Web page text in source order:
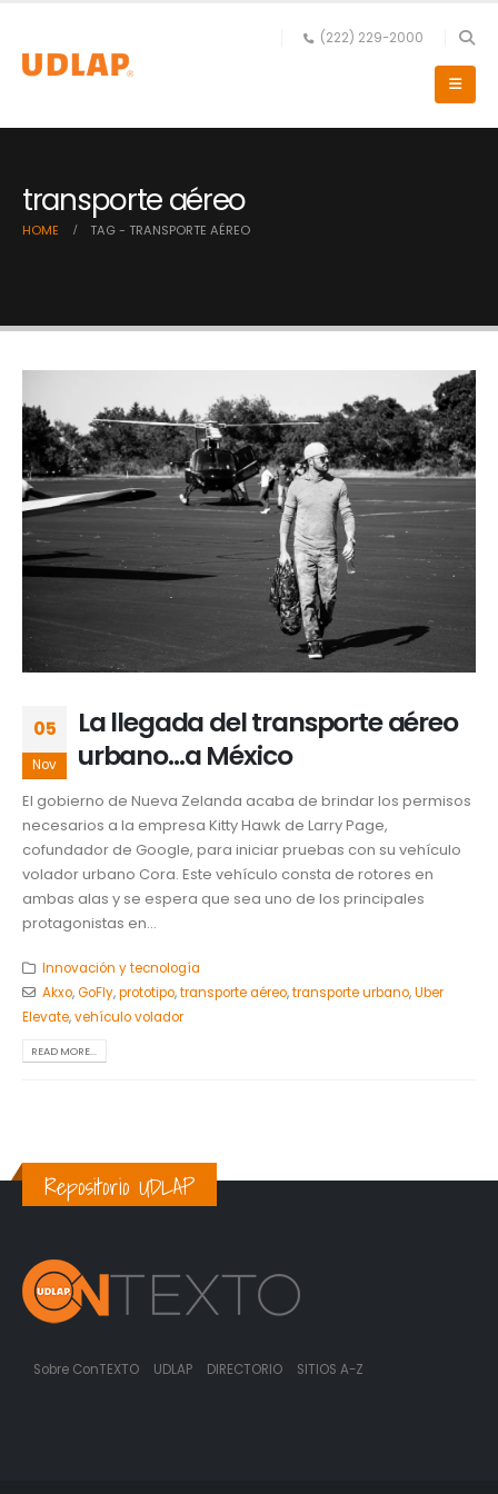
(222) 229-2000
transporte aéreo
HOME TAG - TRANSPORTE AÉREO
05
Nov
La llegada del transporte aéreo
urbano…a México
El gobierno de Nueva Zelanda acaba de brindar los permisos
necesarios a la empresa Kitty Hawk de Larry Page,
cofundador de Google, para iniciar pruebas con su vehículo
volador urbano Cora. Este vehículo consta de rotores en
ambas alas y se espera que sea uno de los principales
protagonistas en...
Innovación y tecnología
Akxo,GoFly,prototipo,transporte aéreo,transporte urbano,Uber
Elevate,vehículo volador
READ MORE...
Repositorio UDLAP
Sobre ConTEXTO UDLAP DIRECTORIO SITIOS A-Z